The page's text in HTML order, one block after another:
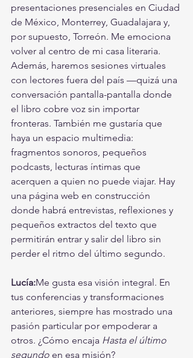
presentaciones presenciales en Ciudad
de México, Monterrey, Guadalajara y,
por supuesto, Torreón. Me emociona
volver al centro de mi casa literaria.
Además, haremos sesiones virtuales
con lectores fuera del país —quizá una
conversación pantalla-pantalla donde
el libro cobre voz sin importar
fronteras. También me gustaría que
haya un espacio multimedia:
fragmentos sonoros, pequeños
podcasts, lecturas íntimas que
acerquen a quien no puede viajar. Hay
una página web en construcción
donde habrá entrevistas, reflexiones y
pequeños extractos del texto que
permitirán entrar y salir del libro sin
perder el ritmo del último segundo.
Lucía:Me gusta esa visión integral. En
tus conferencias y transformaciones
anteriores, siempre has mostrado una
pasión particular por empoderar a
otros. ¿Cómo encaja Hasta el último
segundo en esa misión?